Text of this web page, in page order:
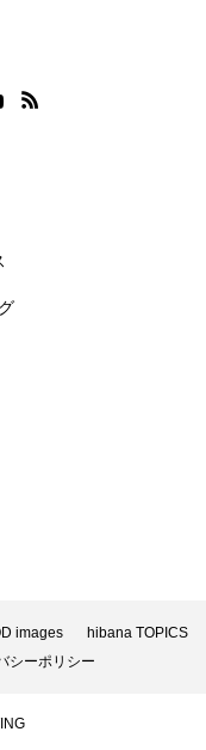
images
hibana TOPICS
シーポリシー